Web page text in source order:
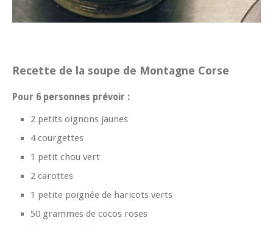
Recette de la soupe de Montagne Corse
Pour 6 personnes prévoir :
2 petits oignons jaunes
4 courgettes
1 petit chou vert
2 carottes
1 petite poignée de haricots verts
50 grammes de cocos roses